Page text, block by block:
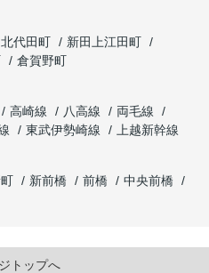
北代田町
新田上江田町
倉賀野町
高崎線 八高線
両毛線
東武伊勢崎線
上越新幹線
新前橋 前橋
中央前橋
トップへ